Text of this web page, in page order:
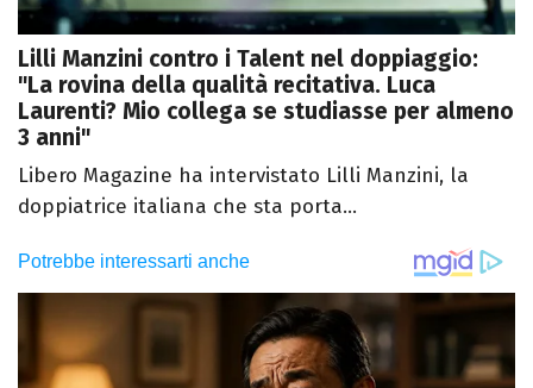
Lilli Manzini contro i Talent nel doppiaggio:
"La rovina della qualità recitativa. Luca
Laurenti? Mio collega se studiasse per almeno
3 anni"
Libero Magazine ha intervistato Lilli Manzini, la
doppiatrice italiana che sta porta...